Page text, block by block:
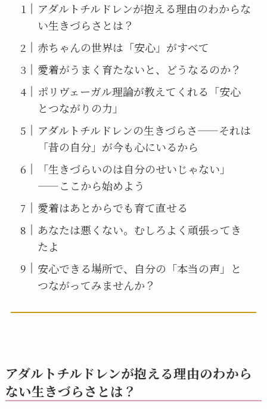
アダルトチルドレンが抱える理由のわからな
い生きづらさとは？
赤ちゃんの世界は「安心」がすべて
愛着がうまく育たないと、どうなるのか？
ポリヴェーガル理論が教えてくれる「安心
とつながりの力」
アダルトチルドレンの生きづらさ——それは
「昔の自分」が今も心にいるから
「生きづらいのは自分のせいじゃない」
——ここから始めよう
愛着はあとからでも育て直せる
あなたは悪くない。むしろよく頑張ってき
たよ
安心できる場所で、自分の「本当の声」と
つながってみませんか？
アダルトチルドレンが抱える理由のわから
ない生きづらさとは？